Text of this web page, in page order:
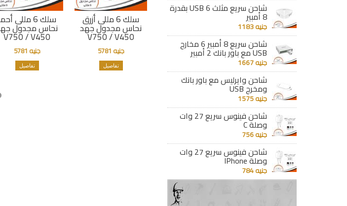
شاحن سريع مثلث 6 USB بقدرة
8 أمبير
جنيه 1183
شاحن سريع 8 أمبير 6 مخارج
USB مع باور بانك 2 أمبير
جنيه 1667
شاحن وايرليس مع باور بانك
ومخرج USB
جنيه 1575
شاحن فينوس سريع 27 وات
وصلة C
جنيه 756
شاحن فينوس سريع 27 وات
وصلة IPhone
جنيه 784
سلك 6 مللى
نحاس مجدول
V750 / V450
جنيه 5781
تفاصيل
سلك 6 مللى أزرق
نحاس مجدول جهد
V750 / V450
جنيه 5781
تفاصيل
V750 / V450
جنيه 2956
سلك 3 مللى أصفر
نحاس مجدول جهد
V750 / V450
جنيه 2956
تفاصيل